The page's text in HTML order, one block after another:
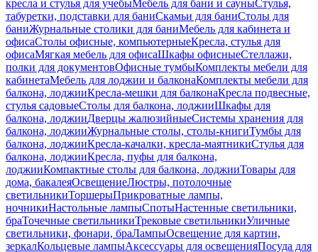
кресла и стулья для учебыМебель для бани и сауныСтулья,
табуретки, подставки для баниСкамьи для баниСтолы для
баниЖурнальные столики для баниМебель для кабинета и
офисаСтолы офисные, компьютерныеКресла, стулья для
офисаМягкая мебель для офисаШкафы офисныеСтеллажи,
полки для документовОфисные тумбыКомплекты мебели для
кабинетаМебель для лоджии и балконаКомплекты мебели для
балкона, лоджииКресла-мешки для балконаКресла подвесные,
стулья садовыеСтолы для балкона, лоджииШкафы для
балкона, лоджииДверцы жалюзийныеСистемы хранения для
балкона, лоджииЖурнальные столы, столы-книгиТумбы для
балкона, лоджииКресла-качалки, кресла-маятникиСтулья для
балкона, лоджииКресла, пуфы для балкона,
лоджииКомпактные столы для балкона, лоджииТовары для
дома, бакалеяОсвещениеЛюстры, потолочные
светильникиТоршерыПрикроватные лампы,
ночникиНастольные лампыСпотыНастенные светильники,
браТочечные светильникиТрековые светильникиУличные
светильники, фонари, браЛампыОсвещение для картин,
зеркалКольцевые лампыАксессуары для освещенияПосуда для